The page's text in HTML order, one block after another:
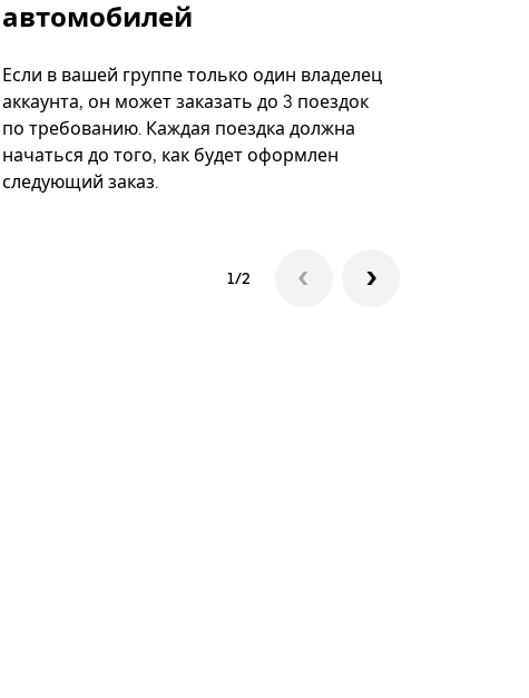
автомобилей
Если в вашей группе только один владелец
аккаунта, он может заказать до 3 поездок
по требованию. Каждая поездка должна
начаться до того, как будет оформлен
следующий заказ.
1/2